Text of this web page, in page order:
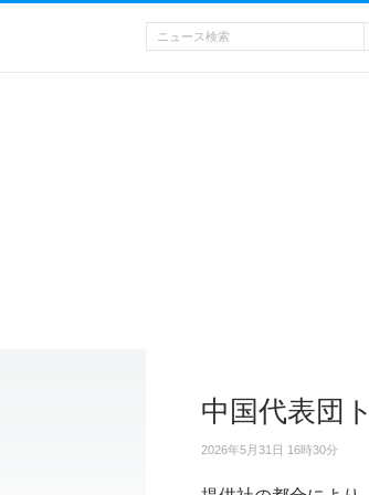
中国代表団
2026年5月31日 16時30分